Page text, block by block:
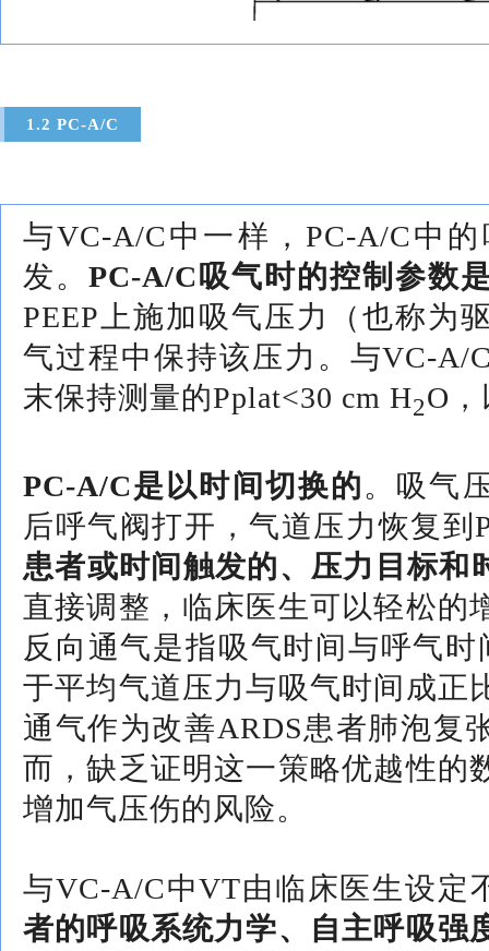
1.2 PC-A/C
与VC-A/C中一样，PC-A/C中
发。 PC-A/C吸气时的控制参数
PEEP上施加吸气压力（也称为
气过程中保持该压力。与VC-A/
末保持测量的Pplat<30 cm H2O
PC-A/C是以时间切换的。吸气
后呼气阀打开，气道压力恢复到
患者或时间触发的、压力目标和
直接调整，临床医生可以轻松的
反向通气是指吸气时间与呼气
于平均气道压力与吸气时间成正
通气作为改善ARDS患者肺泡复
而，缺乏证明这一策略优越性的
增加气压伤的风险。
与VC-A/C中VT由临床医生设定
者的呼吸系统力学、自主呼吸强